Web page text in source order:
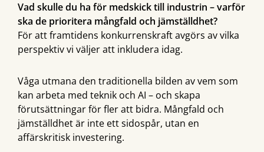
Vad skulle du ha för medskick till industrin – varför
ska de prioritera mångfald och jämställdhet?
För att framtidens konkurrenskraft avgörs av vilka
perspektiv vi väljer att inkludera idag.
Våga utmana den traditionella bilden av vem som
kan arbeta med teknik och AI – och skapa
förutsättningar för fler att bidra. Mångfald och
jämställdhet är inte ett sidospår, utan en
affärskritisk investering.